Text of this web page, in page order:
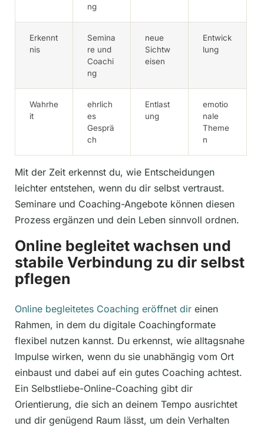
ng
Erkennt
nis
Semina
re und
Coachi
ng
neue
Sichtw
eisen
Entwick
lung
Wahrhe
it
ehrlich
es
Gesprä
ch
Entlast
ung
emotio
nale
Theme
n
Mit der Zeit erkennst du, wie Entscheidungen
leichter entstehen, wenn du dir selbst vertraust.
Seminare und Coaching-Angebote können diesen
Prozess ergänzen und dein Leben sinnvoll ordnen.
Online begleitet wachsen und
stabile Verbindung zu dir selbst
pflegen
Online begleitetes Coaching eröffnet dir einen
Rahmen, in dem du digitale Coachingformate
flexibel nutzen kannst. Du erkennst, wie alltagsnahe
Impulse wirken, wenn du sie unabhängig vom Ort
einbaust und dabei auf ein gutes Coaching achtest.
Ein Selbstliebe-Online-Coaching gibt dir
Orientierung, die sich an deinem Tempo ausrichtet
und dir genügend Raum lässt, um dein Verhalten